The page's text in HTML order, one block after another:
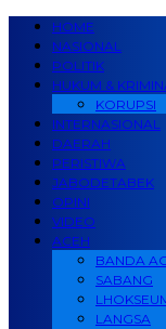
HOME
NASIONAL
POLITIK
HUKUM &
KORUPSI
INTERNASIONAL
DAERAH
PERISTIWA
JABODETABEK
OPINI
VIDEO
ACEH
BANDA
SABANG
LANGSA